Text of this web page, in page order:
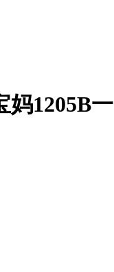
妈1205B一